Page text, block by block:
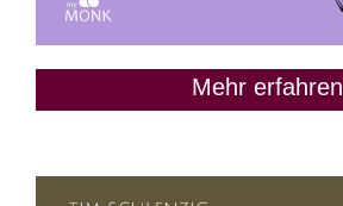
Mehr erfahren